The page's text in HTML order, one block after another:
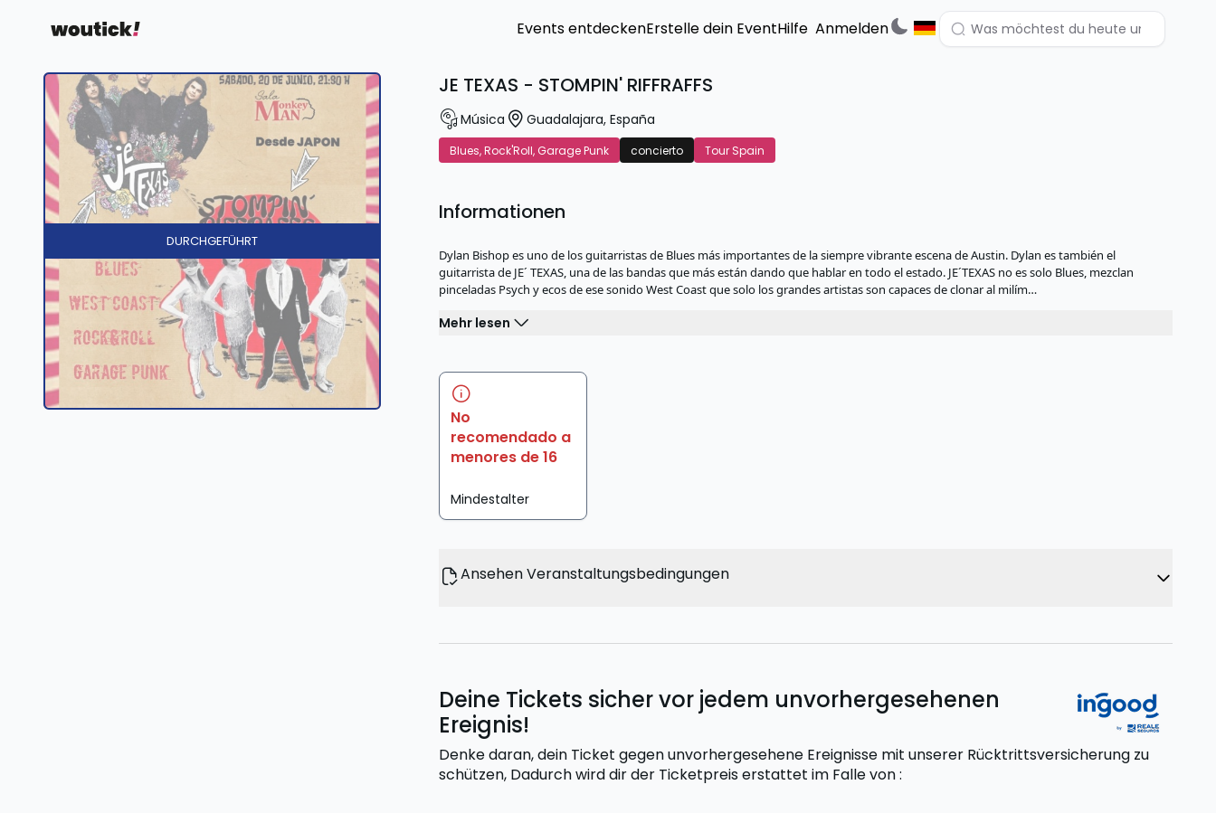
Events entdeckenErstelle dein EventHilfe Anmelden
DURCHGEFÜHRT
JE TEXAS - STOMPIN' RIFFRAFFS
Música Guadalajara, España
Blues, Rock'Roll, Garage Punk concierto Tour Spain
Informationen
Dylan Bishop es uno de los guitarristas de Blues más importantes de la siempre vibrante escena de Austin. Dylan es también el
guitarrista de JE´ TEXAS, una de las bandas que más están dando que hablar en todo el estado. JE´TEXAS no es solo Blues, mezclan
pinceladas Psych y ecos de ese sonido West Coast que solo los grandes artistas son capaces de clonar al milím…
Mehr lesen
No
recomendado a
menores de 16
Mindestalter
Ansehen Veranstaltungsbedingungen
Deine Tickets sicher vor jedem unvorhergesehenen
Ereignis!
Denke daran, dein Ticket gegen unvorhergesehene Ereignisse mit unserer Rücktrittsversicherung zu
schützen, Dadurch wird dir der Ticketpreis erstattetim Falle von: